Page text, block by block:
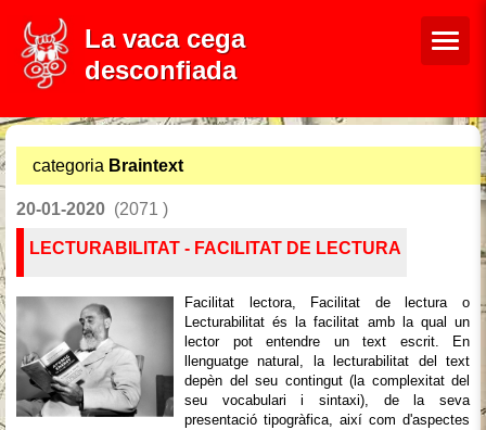
La vaca cega
desconfiada
categoria Braintext
20-01-2020 (2071 )
LECTURABILITAT - FACILITAT DE LECTURA
Facilitat lectora, Facilitat de lectura o
Lecturabilitat és la facilitat amb la qual un
lector pot entendre un text escrit. En
llenguatge natural, la lecturabilitat del text
depèn del seu contingut (la complexitat del
seu vocabulari i sintaxi), de la seva
presentació tipogràfica, així com d'aspectes